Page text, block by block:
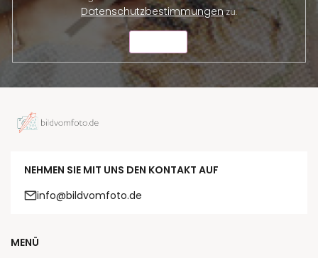
Datenschutzbestimmungenzu.
NEHMEN SIE MIT UNS DEN KONTAKT AUF
info@bildvomfoto.de
MENÜ